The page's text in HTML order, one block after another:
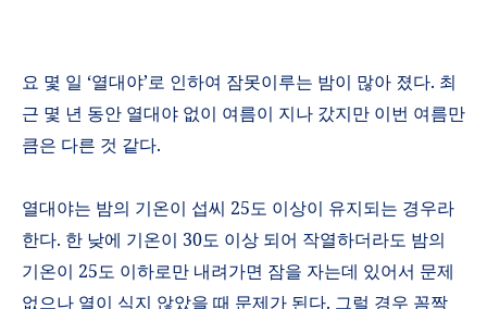
요 몇 일 ‘열대야’로 인하여 잠못이루는 밤이 많아 졌다. 최
근 몇 년 동안 열대야 없이 여름이 지나 갔지만 이번 여름만
큼은 다른 것 같다.
열대야는 밤의 기온이 섭씨 25도 이상이 유지되는 경우라
한다. 한 낮에 기온이 30도 이상 되어 작열하더라도 밤의
기온이 25도 이하로만 내려가면 잠을 자는데 있어서 문제
없으나 열이 식지 않았을 때 문제가 된다. 그럴 경우 꼼짝